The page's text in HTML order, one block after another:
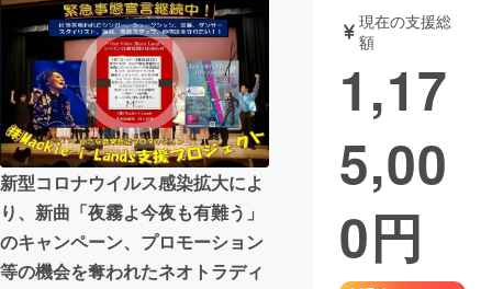
アート・写真 音楽
テクノロジー・ガジェット ゲーム・サ
映像・映画
ビジネス・起業
まちづくり・地域活性化
新型コロナウイルス感染拡大によ
り、新曲「夜霧よ今夜も有難う」
のキャンペーン、プロモーション
等の機会を奪われたネオトラディ
現在の支援総
額
1,17
5,00
0円